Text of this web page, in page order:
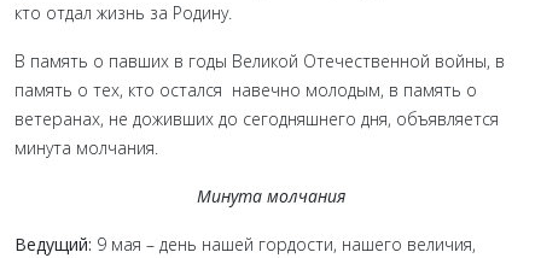
кто отдал жизнь за Родину.
В память о павших в годы Великой Отечественной войны, в
память о тех, кто остался навечно молодым, в память о
ветеранах, не доживших до сегодняшнего дня, объявляется
минута молчания.
Минута молчания
Ведущий: 9 мая – день нашей гордости, нашего величия,